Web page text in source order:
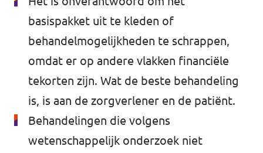
basispakket uit te kleden of
behandelmogelijkheden te schrappen,
omdat er op andere vlakken financiële
tekorten zijn. Wat de beste behandeling
is, is aan de zorgverlener en de patiënt.
Behandelingen die volgens
wetenschappelijk onderzoek niet